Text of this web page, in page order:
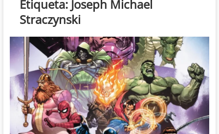
Etiqueta: Joseph Michael
Straczynski